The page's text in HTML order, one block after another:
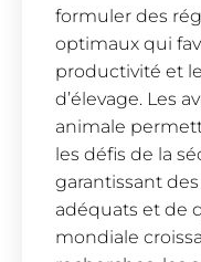
formuler des
optimaux qui
productivité et
d’élevage. Les
animale
les défis de la
garantissant
adéquats et de
mondiale